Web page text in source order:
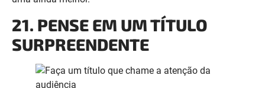
O título também é responsável pelo sucesso dos seus
vídeos. Ele tem que ser tão incrível a ponto de uma
pessoa não resistir a clicar em seu material.